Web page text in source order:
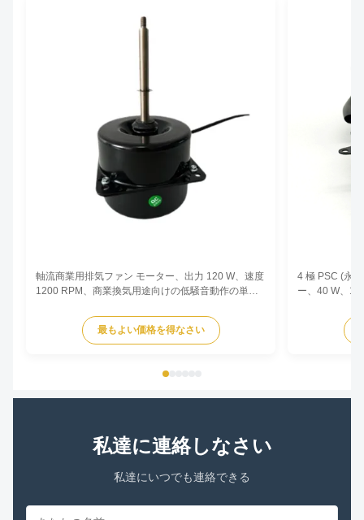
軸流商業用排気ファン モーター、出力 120 W、速度
1200 RPM、商業換気用途向けの低騒音動作の単相
最もよい価格を得なさい
4 極 PSC (永
ー、40 W、
ンサ実行設計
私達に連絡しなさい
私達にいつでも連絡できる